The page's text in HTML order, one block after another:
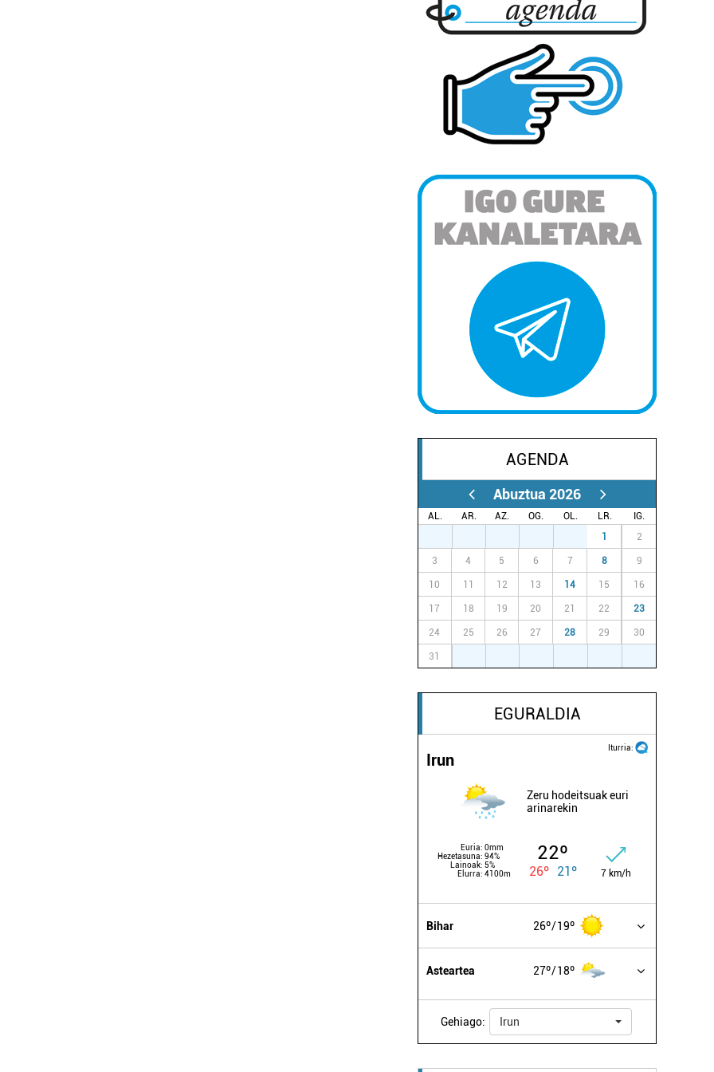
AGENDA
Abuztua 2026
AL. AR. AZ. OG. OL. LR.
IG.
1 2
3 4 5 6 7 8 9
10 11 12 13 14 15 16
17 18 19 20 21 22 23
24 25 26 27 28 29 30
31
EGURALDIA
Iturria:
Irun
Zeru hodeitsuak euri
arinarekin
Euria: 0mm
Hezetasuna: 94%
Lainoak: 5%
Elurra: 4100m
22º
26º 21º 7 km/h
Bihar 26º 19º
Asteartea 27º 18º
Gehiago: Irun